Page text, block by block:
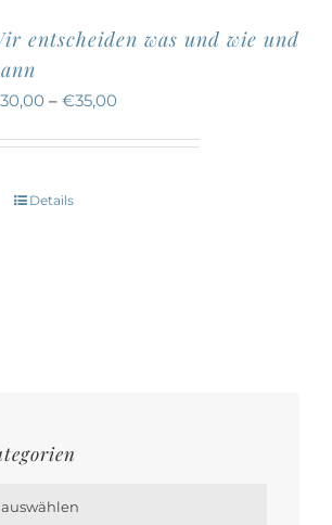
auf.
können
entscheiden was und wie und
30,00 –€35,00
Dieses
können
Details